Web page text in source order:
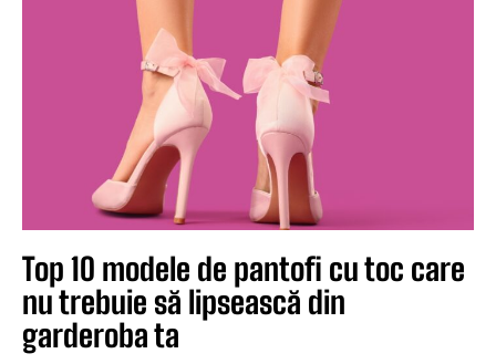
Top 10 modele de pantofi cu toc care
nu trebuie să lipsească din
garderoba ta